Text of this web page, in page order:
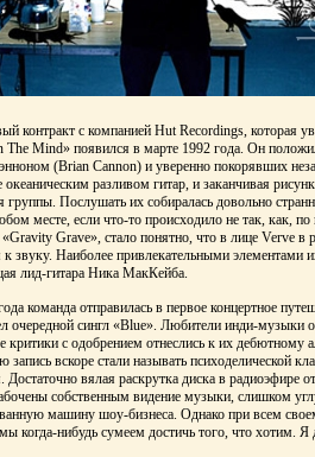
контракт с компанией Hut Recordings, которая
The Mind» появился в марте 1992 года. Он
(Brian Cannon) и уверенно покорявших
океаническим разливом гитар, и заканчивая
группы. Послушать их собиралась довольно
месте, если что-то происходило не так, как,
Grave», стало понятно, что в лице Verve
звуку. Наиболее привлекательными
лид-гитара Ника МакКейба.
команда отправилась в первое концертное
очередной сингл «Blue». Любители инди-музыки
критики с одобрением отнеслись к их
запись вскоре стали называть психоделической
Достаточно вялая раскрутка диска в
собственным видение музыки, слишком
машину шоу-бизнеса. Однако при всем
когда-нибудь сумеем достичь того, что хотим.